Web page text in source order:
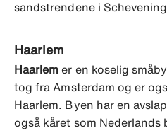
sandstrendene i
Haarlem
Haarlem er en koselig
tog fra Amsterdam og er
Haarlem. Byen har en
også kåret som Nederlands